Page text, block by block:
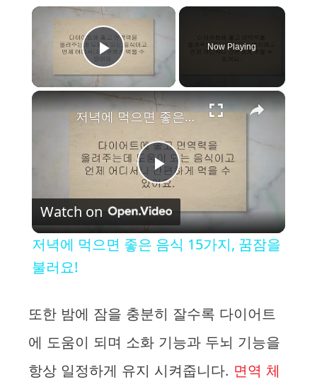
×
Play Video
Now Playing
×
P
l
y
V
저녁에 먹으면 좋은 음식 15가지, 꿈잠을 불러요!
Watch on
저녁에 먹으면 좋은 음식 15가지, 꿈잠을
불러요!
또한 밤에 잠을 충분히 잘수록 다이어트
에 도움이 되며 소화 기능과 두뇌 기능을
항상 일정하게 유지 시켜줍니다. 면역 체